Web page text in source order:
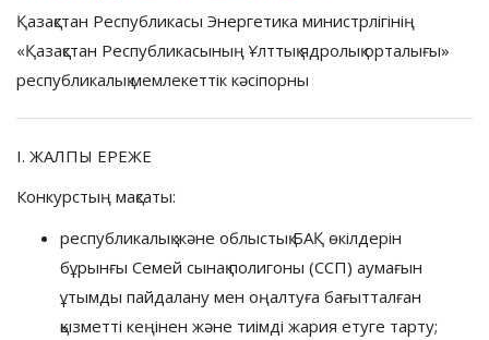
Қазақстан Республикасы Энергетика министрлігінің
«Қазақстан Республикасының Ұлттық ядролық орталығы»
республикалық мемлекеттік кәсіпорны
I. ЖАЛПЫ ЕРЕЖЕ
Конкурстың мақсаты:
республикалық және облыстық БАҚ өкілдерін
бұрынғы Семей сынақ полигоны (ССП) аумағын
ұтымды пайдалану мен оңалтуға бағытталған
қызметті кеңінен және тиімді жария етуге тарту;